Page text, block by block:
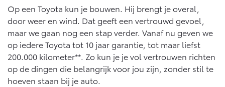
Op een Toyota kun je bouwen. Hij brengt je overal,
door weer en wind. Dat geeft een vertrouwd gevoel,
maar we gaan nog een stap verder. Vanaf nu geven we
op iedere Toyota tot 10 jaar garantie, tot maar liefst
200.000 kilometer**. Zo kun je je vol vertrouwen richten
op de dingen die belangrijk voor jou zijn, zonder stil te
hoeven staan bij je auto.